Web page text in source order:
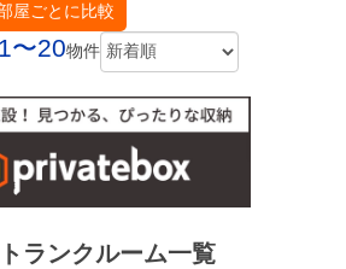
屋ごとに比較
1〜20物件
ランクルーム一覧